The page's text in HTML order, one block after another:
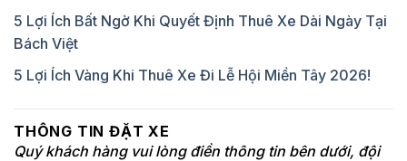
5 Lợi Ích Bất Ngờ Khi Quyết Định Thuê Xe Dài Ngày Tại
Bách Việt
5 Lợi Ích Vàng Khi Thuê Xe Đi Lễ Hội Miền Tây 2026!
THÔNG TIN ĐẶT XE
Quý khách hàng vui lòng điền thông tin bên dưới, đội